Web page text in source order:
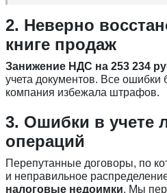
2. Неверно
книге продаж
Занижение НДС на 253 234
учета документов. Все
компания избежала штрафов.
3. Ошибки в учете
операций
Перепутанные договоры, по
и неправильное
налоговые недоимки. Мы